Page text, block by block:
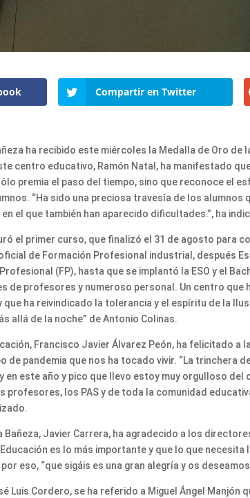
Compartir en Twitter
ha recibido este miércoles la Medalla de Oro de
centro educativo, Ramón Natal, ha manifestado
premia el paso del tiempo, sino que reconoce el
“Ha sido una preciosa travesía de los alumnos
el que también han aparecido dificultades.”, ha
el primer curso, que finalizó el 31 de agosto para
de Formación Profesional industrial, después
(FP), hasta que se implantó la ESO y el
de profesores y numeroso personal. Un centro
ha reivindicado la tolerancia y el espíritu de la
allá de la noche” de Antonio Colinas.
Francisco Javier Álvarez Peón, ha felicitado a
de pandemia que nos ha tocado vivir. “La trinchera
en este año y pico que llevo estoy muy orgulloso
profesores, los PAS y de toda la comunidad
Bañeza, Javier Carrera, ha agradecido a los
es lo más importante y que lo que necesita
eso, “que sigáis es una gran alegría y os
Luis Cordero, se ha referido a Miguel Ángel Manjón